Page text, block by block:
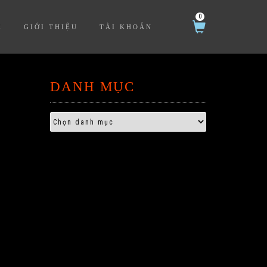
GIỚI THIỆU TÀI KHOẢN
0
DANH MỤC